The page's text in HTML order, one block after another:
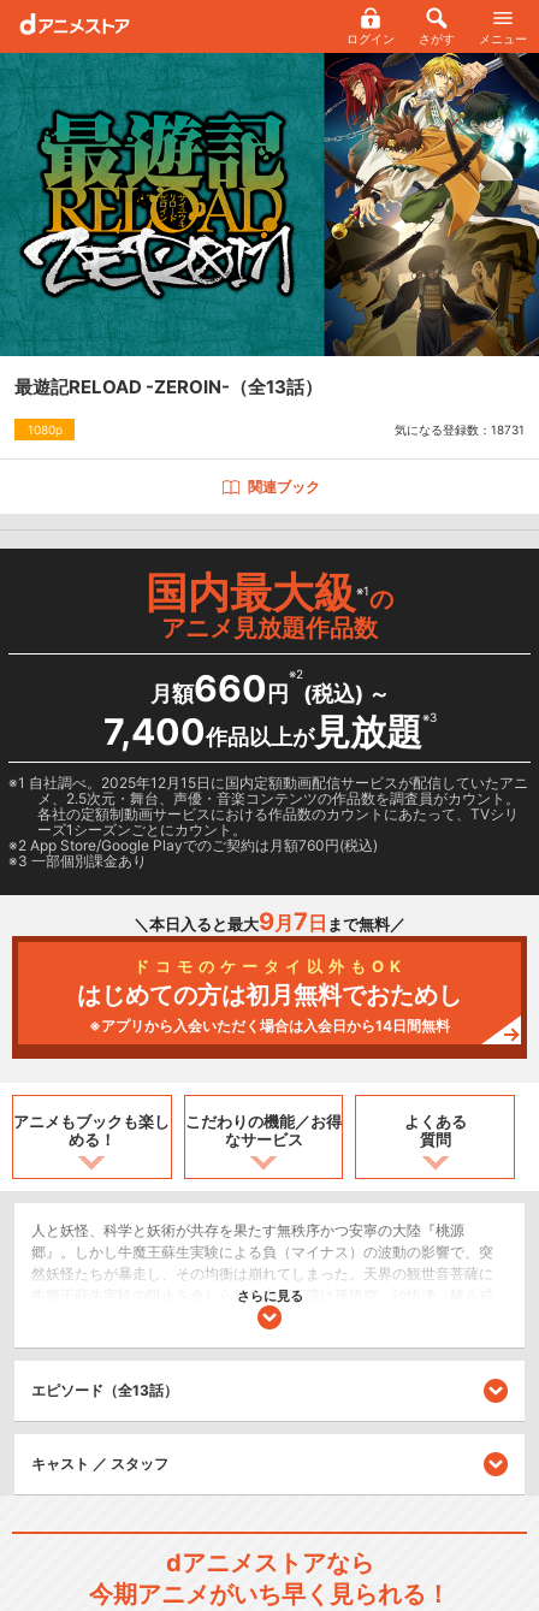
ログイン さがす メニュー
最遊記RELOAD -ZEROIN- （全13話）
1080p 気になる登録数： 18731
関連ブック
国内最大級※1の
アニメ見放題作品数
月額660 円
※2
(税込) ～
7,400作品以上が見放題※3
1 自社調べ。2025年12月15日に国内定額動画配信サービスが配信していたアニ
メ、2.5次元・舞台、声優・音楽コンテンツの作品数を調査員がカウント。
各社の定額制動画サービスにおける作品数のカウントにあたって、TVシリ
ーズ1シーズンごとにカウント。
2 App Store/Google Playでのご契約は月額760円(税込)
3 一部個別課金あり
＼本日入ると最大9月 7 日 まで無料／
ドコモのケータイ以外もOK
はじめての方は初月無料でおためし
※アプリから入会いただく場合は入会日から14日間無料
アニメもブックも楽し
める！
こだわりの機能／お得
なサービス
よくある
質問
人と妖怪、科学と妖術が共存を果たす無秩序かつ安寧の大陸『桃源
郷』。しかし牛魔王蘇生実験による負（マイナス）の波動の影響で、突
然妖怪たちが暴走し、その均衡は崩れてしまった。天界の観世音菩薩に
牛魔王蘇生実験の阻止を命じられた玄奘三蔵は孫悟空、沙悟浄、猪八戒
らとともに、西域・天竺を目指す。その道中に辿り着いた地で三蔵たち
ロースとその従者ガトと邂逅する。西域からきたという、ヘイゼルの目
的とは―――――。
幻想魔伝 最遊記
さらに見る
エピソード（全13話）
キャスト ／ スタッフ
dアニメストアなら
今期アニメがいち早く見られる！